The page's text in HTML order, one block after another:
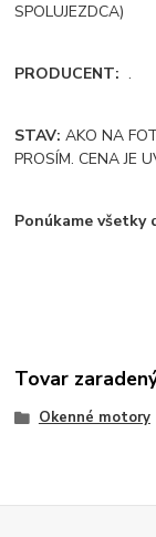
SPOLUJEZDCA)
PRODUCENT: .
STAV: AKO NA
PROSÍM. CENA JE
Ponúkame všetky
Tovar
Okenné motory